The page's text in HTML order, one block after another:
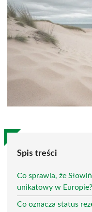
Spis treści
Co sprawia, że
unikatowy w Europie?
Co oznacza status